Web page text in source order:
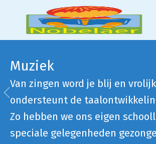
Vorige
Muziek
Van zingen word je blij en
ondersteunt de
Zo hebben we ons eigen
speciale gelegenheden